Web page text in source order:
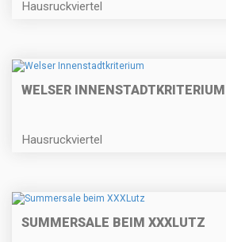
Hausruckviertel
WELSER INNENSTADTKRITERIUM
Hausruckviertel
SUMMERSALE BEIM XXXLUTZ